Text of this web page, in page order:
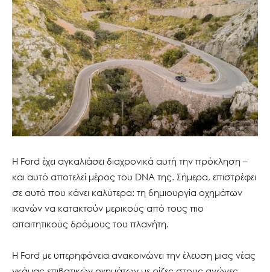
Η Ford έχει αγκαλιάσει διαχρονικά αυτή την πρόκληση –
και αυτό αποτελεί μέρος του DNA της. Σήμερα, επιστρέφει
σε αυτό που κάνει καλύτερα: τη δημιουργία οχημάτων
ικανών να κατακτούν μερικούς από τους πιο
απαιτητικούς δρόμους του πλανήτη.
Η Ford με υπερηφάνεια ανακοινώνει την έλευση μιας νέας